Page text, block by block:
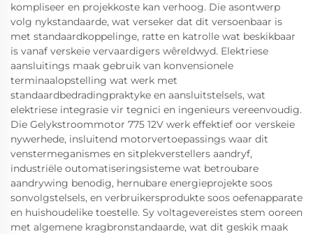
kompliseer en projekkoste kan verhoog. Die asontwerp
volg nykstandaarde, wat verseker dat dit versoenbaar is
met standaardkoppelinge, ratte en katrolle wat beskikbaar
is vanaf verskeie vervaardigers wêreldwyd. Elektriese
aansluitings maak gebruik van konvensionele
terminaalopstelling wat werk met
standaardbedradingpraktyke en aansluitstelsels, wat
elektriese integrasie vir tegnici en ingenieurs vereenvoudig.
Die Gelykstroommotor 775 12V werk effektief oor verskeie
nywerhede, insluitend motorvertoepassings waar dit
venstermeganismes en sitplekverstellers aandryf,
industriële outomatiseringsisteme wat betroubare
aandrywing benodig, hernubare energieprojekte soos
sonvolgstelsels, en verbruikersprodukte soos oefenapparate
en huishoudelike toestelle. Sy voltagevereistes stem ooreen
met algemene kragbronstandaarde, wat dit geskik maak